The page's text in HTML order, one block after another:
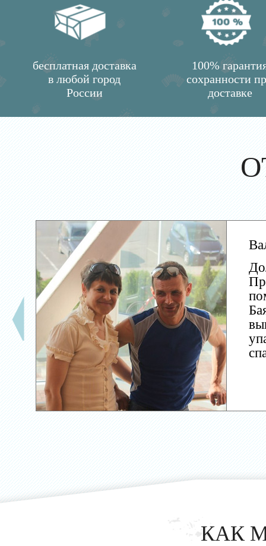
бесплатная доставка
в любой город
России
100%
сохранности
доставке
КАК